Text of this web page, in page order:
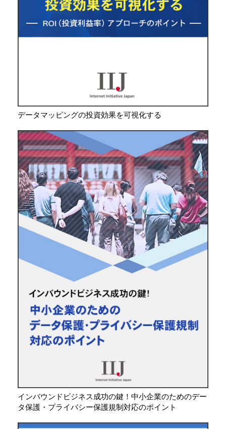
データマッピングの投資効果を可視化する
インバウンドビジネス成功の鍵！中小企業のためのデー
タ保護・プライバシー保護規制対応のポイント